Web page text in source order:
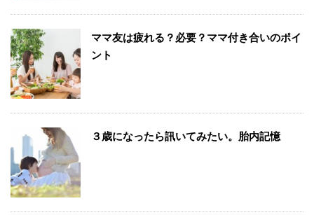
ママ友は疲れる？必要？ママ付き合いのポイ
ント
３歳になったら訊いてみたい。胎内記憶